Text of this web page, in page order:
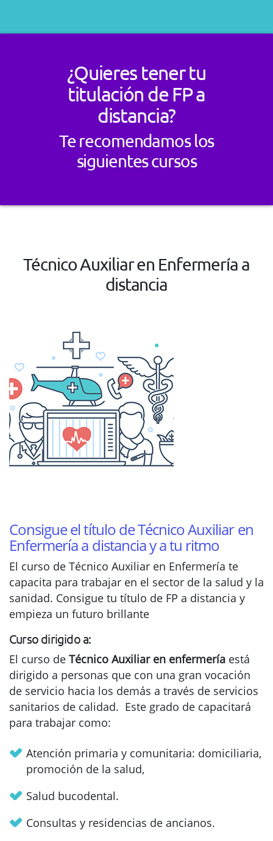
¿Quieres tener tu
titulación de FP a
distancia?
Te recomendamos los
siguientes cursos
Técnico Auxiliar en Enfermería a
distancia
Consigue el título de Técnico Auxiliar en
Enfermería a distancia y a tu ritmo
El curso de Técnico Auxiliar en Enfermería te
capacita para trabajar en el sector de la salud y la
sanidad. Consigue tu título de FP a distancia y
empieza un futuro brillante
Curso dirigido a:
El curso de Técnico Auxiliar en enfermería está
dirigido a personas que con una gran vocación
de servicio hacia los demás a través de servicios
sanitarios de calidad. Este grado de capacitará
para trabajar como:
Atención primaria y comunitaria: domiciliaria,
promoción de la salud,
Salud bucodental.
Consultas y residencias de ancianos.